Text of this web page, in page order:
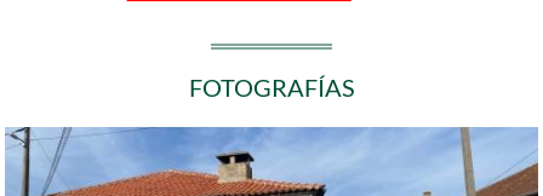
FOTOGRAFÍAS